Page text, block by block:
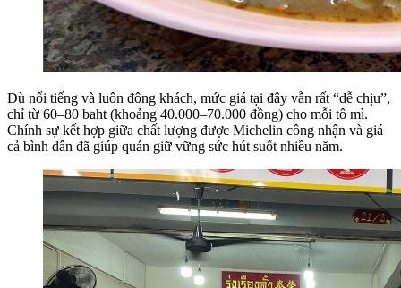
Dù nổi tiếng và luôn đông khách, mức giá tại đây vẫn rất “dễ chịu”,
chỉ từ 60–80 baht (khoảng 40.000–70.000 đồng) cho mỗi tô mì.
Chính sự kết hợp giữa chất lượng được Michelin công nhận và giá
cả bình dân đã giúp quán giữ vững sức hút suốt nhiều năm.